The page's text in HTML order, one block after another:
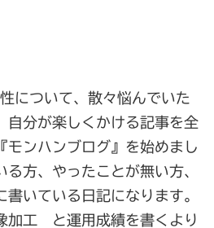
について、散々悩んでいた
自分が楽しくかける記事を全
モンハンブログ』を始めまし
方、やったことが無い方、
書いている日記になります。
加工 と運用成績を書くより